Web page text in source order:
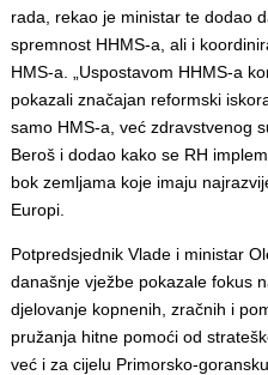
rada, rekao je ministar te dodao
spremnost HHMS-a, ali i
HMS-a. „Uspostavom HHMS-a
pokazali značajan reformski
samo HMS-a, već zdravstvenog
Beroš i dodao kako se RH
bok zemljama koje imaju
Europi.
Potpredsjednik Vlade i ministar
današnje vježbe pokazale fokus
djelovanje kopnenih, zračnih i
pružanja hitne pomoći od
već i za cijelu Primorsko-